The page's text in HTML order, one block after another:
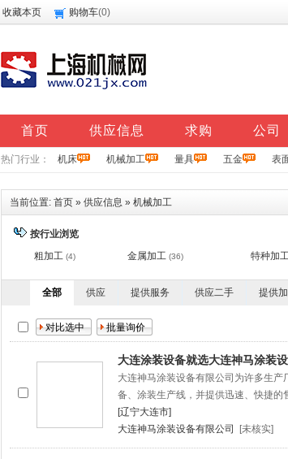
收藏本页 购物车(0)
首页 供应信息 求购 公司
热门行业： 机床 机械加工 量具 五金 表
当前位置: 首页 » 供应信息 » 机械加工
按行业浏览
粗加工 (4) 金属加工 (36) 特种加
全部 供应 提供服务 供应二手 提供
大连涂装设备就选大连神马涂装
大连神马涂装设备有限公司为许多生
备、涂装生产线，并提供迅速、快捷的
[辽宁大连市]
大连神马涂装设备有限公司
[未核实]